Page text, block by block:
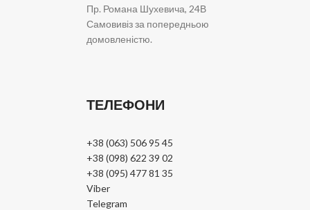
Пр. Романа Шухевича, 24В
Самовивіз за попередньою
домовленістю.
ТЕЛЕФОНИ
+38 (063) 506 95 45
+38 (098) 622 39 02
+38 (095) 477 81 35
Viber
Telegram